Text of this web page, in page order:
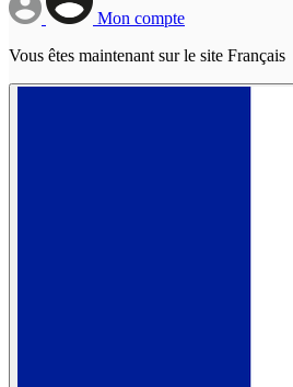
Mon compte
Vous êtes maintenant sur le site Français